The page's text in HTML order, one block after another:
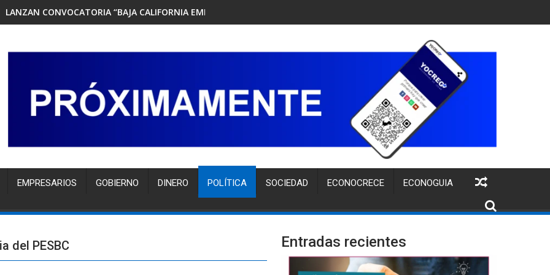
LANZAN CONVOCATORIA “BAJA CALIFORNIA EMPRENDEDORA 2026” PARA IMPULSAR A MICRO Y PEQUEÑOS NEGOCIOS
EMPRESARIOS GOBIERNO DINERO POLÍTICA SOCIEDAD ECONOCRECE ECONOGUIA
del PESBC Entradas recientes